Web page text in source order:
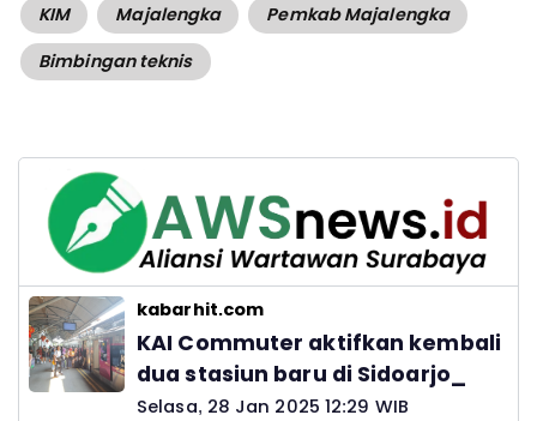
KIM Majalengka
Pemkab Majalengka
Bimbingan teknis
kabarhit.com
KAI Commuter aktifkan kembali
dua stasiun baru di Sidoarjo_
Selasa, 28 Jan 2025 12:29 WIB